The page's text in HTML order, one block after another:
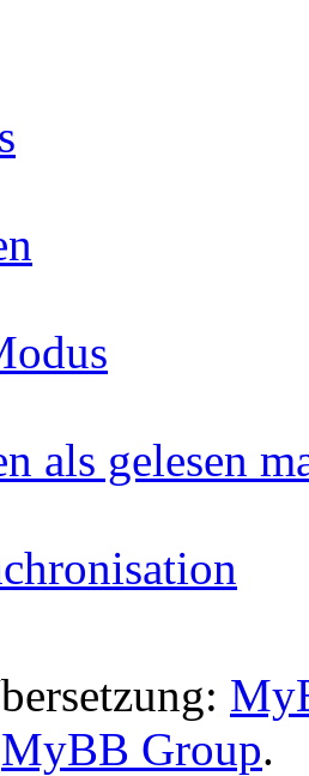
als gelesen
MyBB Group.